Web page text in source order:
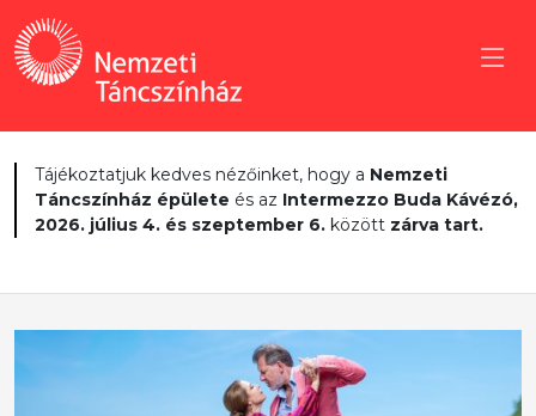
Tájékoztatjuk kedves nézőinket, hogy a Nemzeti
Táncszínház épülete és az Intermezzo Buda Kávézó,
2026. július 4. és szeptember 6. között zárva tart.